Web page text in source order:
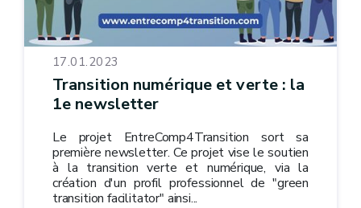
17.01.2023
Transition numérique et verte : la
1e newsletter
Le projet EntreComp4Transition sort sa
première newsletter. Ce projet vise le soutien
à la transition verte et numérique, via la
création d'un profil professionnel de "green
transition facilitator" ainsi...